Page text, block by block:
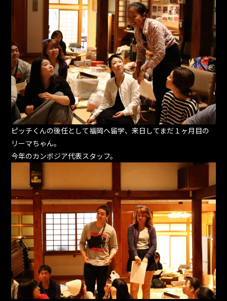
ピッチくんの後任として福岡へ留学、来日してまだ１ヶ月目の
リーマちゃん。
今年のカンボジア代表スタッフ。